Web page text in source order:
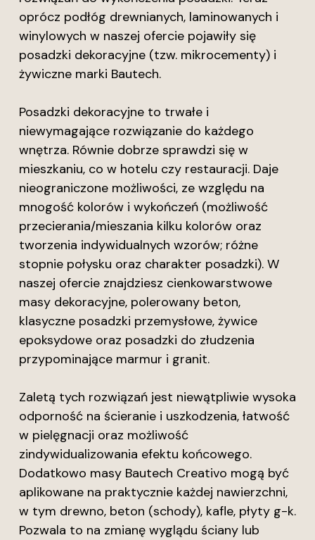
oprócz podłóg drewnianych, laminowanych i
winylowych w naszej ofercie pojawiły się
posadzki dekoracyjne (tzw. mikrocementy) i
żywiczne marki Bautech.
Posadzki dekoracyjne to trwałe i
niewymagające rozwiązanie do każdego
wnętrza. Równie dobrze sprawdzi się w
mieszkaniu, co w hotelu czy restauracji. Daje
nieograniczone możliwości, ze względu na
mnogość kolorów i wykończeń (możliwość
przecierania/mieszania kilku kolorów oraz
tworzenia indywidualnych wzorów; różne
stopnie połysku oraz charakter posadzki). W
naszej ofercie znajdziesz cienkowarstwowe
masy dekoracyjne, polerowany beton,
klasyczne posadzki przemysłowe, żywice
epoksydowe oraz posadzki do złudzenia
przypominające marmur i granit.
Zaletą tych rozwiązań jest niewątpliwie wysoka
odporność na ścieranie i uszkodzenia, łatwość
w pielęgnacji oraz możliwość
zindywidualizowania efektu końcowego.
Dodatkowo masy Bautech Creativo mogą być
aplikowane na praktycznie każdej nawierzchni,
w tym drewno, beton (schody), kafle, płyty g-k.
Pozwala to na zmianę wyglądu ściany lub